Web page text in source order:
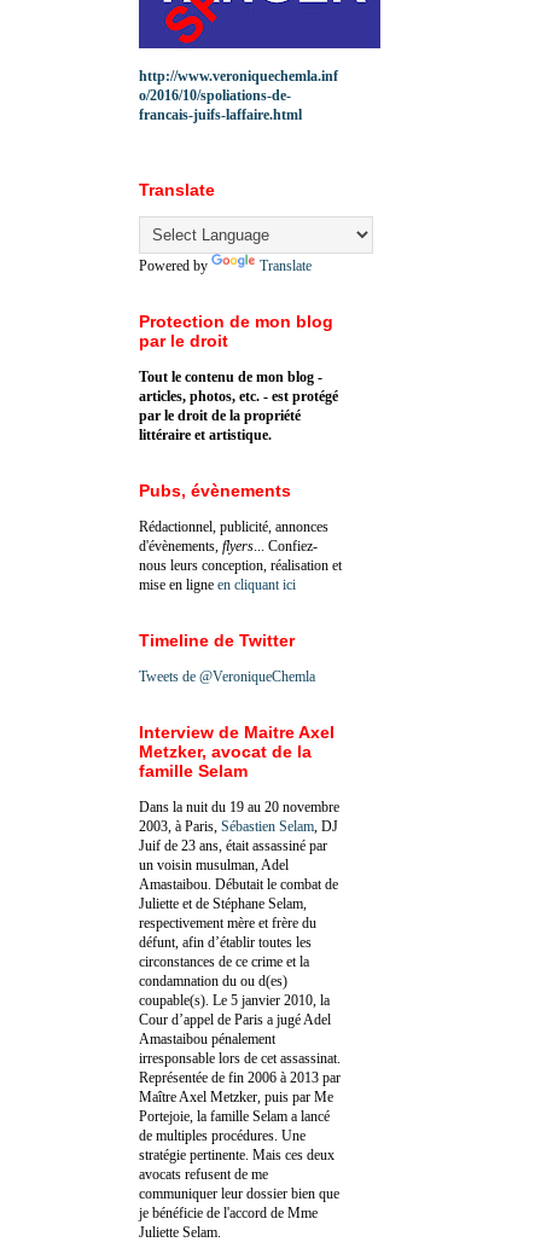
http://www.veroniquechemla.inf
o/2016/10/spoliations-de-
francais-juifs-laffaire.html
Translate
Powered by Translate
Protection de mon blog
par le droit
Tout le contenu de mon blog -
articles, photos, etc. - est protégé
par le droit de la propriété
littéraire et artistique.
Pubs, évènements
Rédactionnel, publicité, annonces
d'évènements, flyers ... Confiez-
nous leurs conception, réalisation et
mise en ligne en cliquant ici
Timeline de Twitter
Tweets de @VeroniqueChemla
Interview de Maitre Axel
Metzker, avocat de la
famille Selam
Dans la nuit du 19 au 20 novembre
2003, à Paris, Sébastien Selam , DJ
Juif de 23 ans, était assassiné par
un voisin musulman, Adel
Amastaibou. Débutait le combat de
Juliette et de Stéphane Selam,
respectivement mère et frère du
défunt, afin d’établir toutes les
circonstances de ce crime et la
condamnation du ou d(es)
coupable(s). Le 5 janvier 2010, la
Cour d’appel de Paris a jugé Adel
Amastaibou pénalement
irresponsable lors de cet assassinat.
Représentée de fin 2006 à 2013 par
Maître Axel Metzker, puis par Me
Portejoie, la famille Selam a lancé
de multiples procédures. Une
stratégie pertinente. Mais ces deux
avocats refusent de me
communiquer leur dossier bien que
je bénéficie de l'accord de Mme
Juliette Selam.